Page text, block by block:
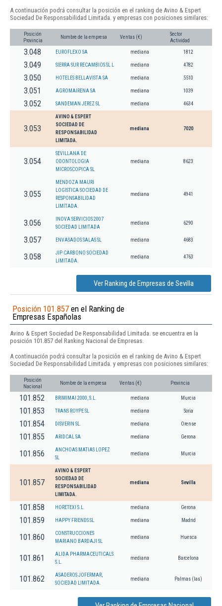
A continuación podrá consultar la posición en el ranking de Avino & Espert
Sociedad De Responsabilidad Limitada. y empresas con posiciones similares:
Posición
Provincia
Nombre de la empresa Ventas (€)
Sector
Actividad
3.048 EUROFLEXO SA mediana 1812
3.049 SIERRA SUR RECAMBIOS SL L mediana 4782
3.050 HOTELES BELLAVISTA SA mediana 5510
3.051 AGROMAIRENA SA mediana 1039
3.052 SANDEMAN JEREZ SL mediana 4634
3.053
AVINO & ESPERT
SOCIEDAD DE
RESPONSABILIDAD
LIMITADA.
mediana 7020
3.054
SEVILLANA DE
ODONTOLOGIA
MICROSCOPICA SL
mediana 8623
3.055
MENDOZA MAURI
LOGISTICA SOCIEDAD DE
RESPONSABILIDAD
LIMITADA.
mediana 4941
3.056
INOVA SERVICIOS 2007
SOCIEDAD LIMITADA
mediana 6290
3.057 ENVASADOS SALAS SL mediana 4683
3.058
JIP CARBONO SOCIEDAD
LIMITADA.
mediana 4763
Ver Ranking de Empresas de Sevilla
Posición 101.857 en el Ranking de
Empresas Españolas
Avino & Espert Sociedad De Responsabilidad Limitada. se encuentra en la
posición 101.857 del Ranking Nacional de Empresas.
A continuación podrá consultar la posición en el ranking de Avino & Espert
Sociedad De Responsabilidad Limitada. y empresas con posiciones similares:
Posición
Nacional
Nombre de la empresa Ventas (€) Provincia
101.852 BRIMIMAI 2000, S.L. mediana Murcia
101.853 TRANS ROYPE SL mediana Soria
101.854 DISVERIN SL. mediana Orense
101.855 ARIDCAL SA mediana Gerona
101.856
ANCHOAS MATIAS LOPEZ
SL
mediana Murcia
101.857
AVINO & ESPERT
SOCIEDAD DE
RESPONSABILIDAD
LIMITADA.
mediana Sevilla
101.858 HORETEXI S.L. mediana Gerona
101.859 HAPPY FRIENDS SL mediana Madrid
101.860
CONSTRUCCIONES
MARIANO BARDAJI SL
mediana Huesca
101.861
ALIDA PHARMACEUTICALS
S.L.
mediana Barcelona
101.862
ASADEROS JOFERMAR,
SOCIEDAD LIMITADA.
mediana Palmas (las)